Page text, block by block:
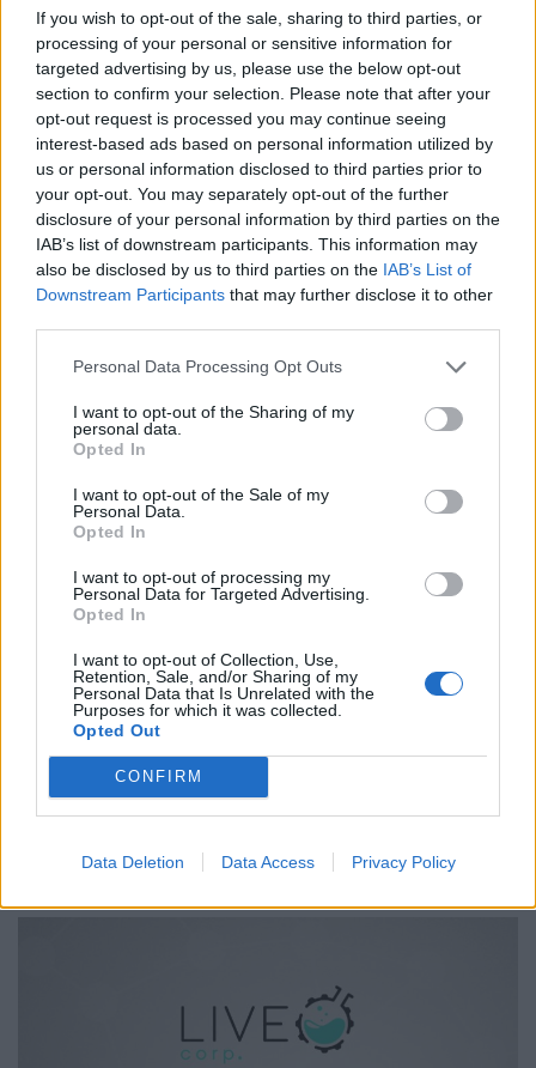
If you wish to opt-out of the sale, sharing to third parties, or
processing of your personal or sensitive information for
targeted advertising by us, please use the below opt-out
section to confirm your selection. Please note that after your
opt-out request is processed you may continue seeing
interest-based ads based on personal information utilized by
us or personal information disclosed to third parties prior to
your opt-out. You may separately opt-out of the further
disclosure of your personal information by third parties on the
IAB’s list of downstream participants. This information may
also be disclosed by us to third parties on the IAB’s List of
Downstream Participants that may further disclose it to other
Personal Data Processing Opt Outs
I want to opt-out of the Sharing of my
personal data.
Opted In
I want to opt-out of the Sale of my
Personal Data.
Opted In
I want to opt-out of processing my
Personal Data for Targeted Advertising.
Opted In
I want to opt-out of Collection, Use,
Retention, Sale, and/or Sharing of my
Personal Data that Is Unrelated with the
Purposes for which it was collected.
Opted Out
CONFIRM
Data Deletion Data Access Privacy Policy
The Great Escape Game
On ne présente plus le concept des jeux d'évasion en
temps réel, dont le principe est simple : vous échapper
de la pièce où vous êtes retenu captif en 60 minutes.
Mission Exit - Escape Room Montpellier
Que vous soyez plutôt "La Grande Evasion", "Les
Experts" ou "50 Nuances de Grey", cette salle d'Escape
Game trouvera le scénario qui vous plaira. Mission Exit
vous propose 4 thèmes différents dans des décors
immerger totalement dans l'univers et les